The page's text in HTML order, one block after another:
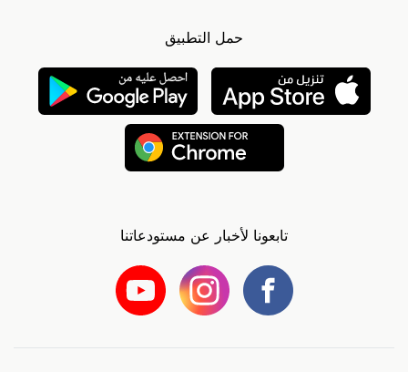
حمل التطبيق
تابعونا لأخبار عن مستودعاتنا